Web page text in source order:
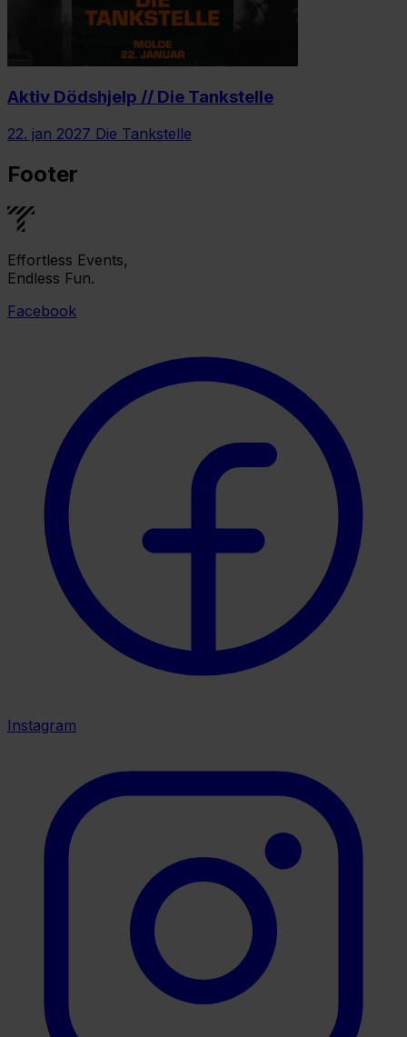
Aktiv Dödshjelp // Die Tankstelle
22. jan 2027 Die Tankstelle
Footer
Effortless Events,
Endless Fun.
Facebook
Instagram